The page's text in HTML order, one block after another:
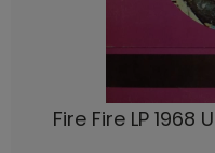
Fire Fire LP 1968